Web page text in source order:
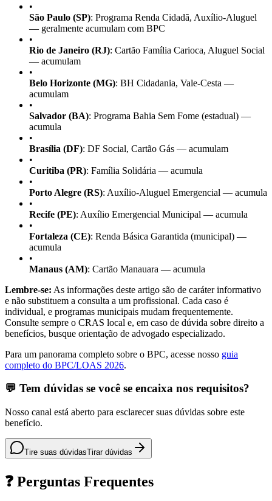
•
São Paulo (SP): Programa Renda Cidadã, Auxílio-Aluguel
— geralmente acumulam com BPC
•
Rio de Janeiro (RJ): Cartão Família Carioca, Aluguel Social
— acumulam
•
Belo Horizonte (MG): BH Cidadania, Vale-Cesta —
acumulam
•
Salvador (BA): Programa Bahia Sem Fome (estadual) —
acumula
•
Brasília (DF): DF Social, Cartão Gás — acumulam
•
Curitiba (PR): Família Solidária — acumula
•
Porto Alegre (RS): Auxílio-Aluguel Emergencial — acumula
•
Recife (PE): Auxílio Emergencial Municipal — acumula
•
Fortaleza (CE): Renda Básica Garantida (municipal) —
acumula
•
Manaus (AM): Cartão Manauara — acumula
Lembre-se: As informações deste artigo são de caráter informativo
e não substituem a consulta a um profissional. Cada caso é
individual, e programas municipais mudam frequentemente.
Consulte sempre o CRAS local e, em caso de dúvida sobre direito a
benefícios, busque orientação de advogado especializado.
Para um panorama completo sobre o BPC, acesse nosso guia
completo do BPC/LOAS 2026.
💬 Tem dúvidas se você se encaixa nos requisitos?
Nosso canal está aberto para esclarecer suas dúvidas sobre este
benefício.
Tire suas dúvidasTirar dúvidas
❓ Perguntas Frequentes